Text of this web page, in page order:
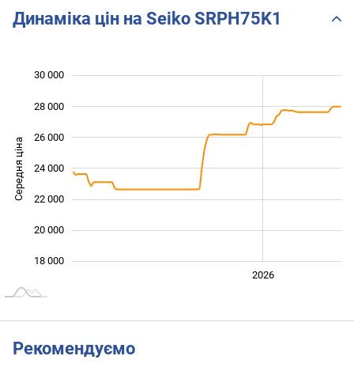
Динаміка цін на Seiko SRPH75K1
Середня ціна 18 000
18 000
20 000
22 000
24 000
26 000
28 000
30 000
2026
Рекомендуємо